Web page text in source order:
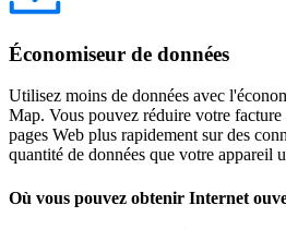
Économiseur de données
Utilisez moins de données avec
Map. Vous pouvez réduire votre facture
pages Web plus rapidement sur des
quantité de données que votre appareil
Où vous pouvez obtenir Internet